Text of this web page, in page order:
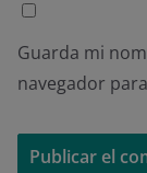
Guarda mi
navegador